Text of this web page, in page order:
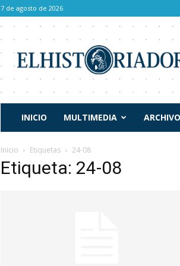
7 de agosto de 2026
Historiador
INICIO MULTIMEDIA ARCHIVO
Inicio Etiquetas 24-08
Etiqueta: 24-08